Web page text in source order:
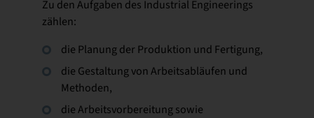
Zu den Aufgaben des Industrial Engineerings
zählen:
die Planung der Produktion und Fertigung,
die Gestaltung von Arbeitsabläufen und
Methoden,
die Arbeitsvorbereitung sowie